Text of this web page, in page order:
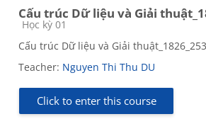
Cấu trúc Dữ liệu và Giải
Course category
Học kỳ 01
Cấu trúc Dữ liệu và Giải
Teacher: Nguyen Thi Thu DU
Click to enter this course